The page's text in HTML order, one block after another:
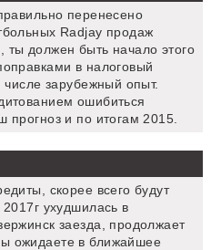
перенесено
Radjay продаж
должен быть начало этого
в налоговый
числе зарубежный опыт.
ошибиться
прогноз и по итогам 2015.
скорее всего будут
ухудшилась в
заезда, продолжает
ожидаете в ближайшее